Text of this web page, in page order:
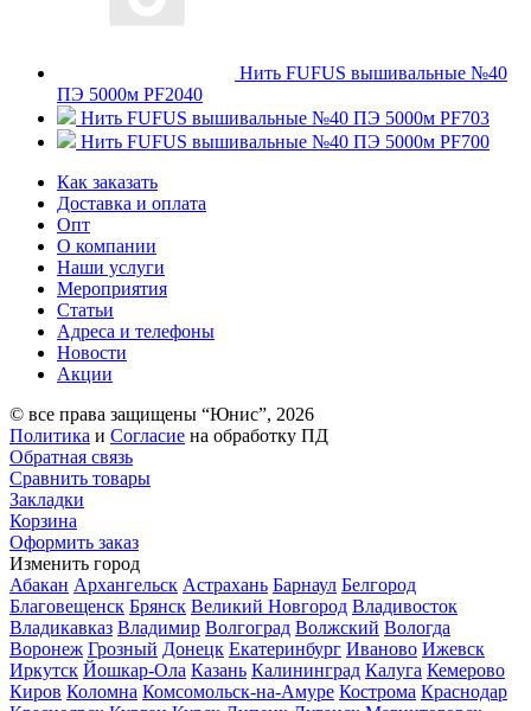
Нить FUFUS вышивальные №40
ПЭ 5000м PF2040
Нить FUFUS вышивальные №40 ПЭ 5000м PF703
Нить FUFUS вышивальные №40 ПЭ 5000м PF700
Как заказать
Доставка и оплата
Опт
О компании
Наши услуги
Мероприятия
Статьи
Адреса и телефоны
Новости
Акции
© все права защищены “Юнис”, 2026
Политика и Согласие на обработку ПД
Обратная связь
Сравнить товары
Закладки
Корзина
Оформить заказ
Изменить город
Абакан Архангельск Астрахань Барнаул Белгород
Благовещенск Брянск Великий Новгород Владивосток
Владикавказ Владимир Волгоград Волжский Вологда
Воронеж Грозный Донецк Екатеринбург Иваново Ижевск
Иркутск Йошкар-Ола Казань Калининград Калуга Кемерово
Киров Коломна Комсомольск-на-Амуре Кострома Краснодар